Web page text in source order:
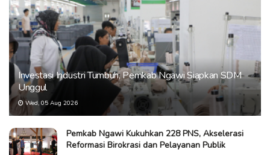
Investasi Industri Tumbuh, Pemkab Ngawi Siapkan SDM
Unggul
Wed, 05 Aug 2026
Pemkab Ngawi Kukuhkan 228 PNS, Akselerasi
Reformasi Birokrasi dan Pelayanan Publik